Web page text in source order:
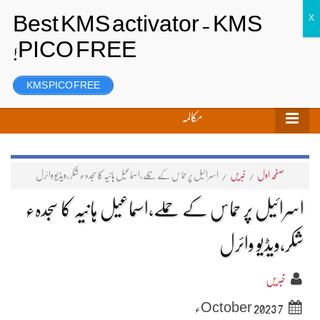
رجسٹر
مکالمہ
صفحہ اول / خبریں / اسرائیل پر حماس کے حملے،اسماعیل ہانیہ کا سجدہء شکر،ویڈیو وائرل
اسرائیل پر حماس کے حملے،اسماعیل ہانیہ کا سجدہء
شکر،ویڈیو وائرل
خبریں
7 October 2023ء
KMS PICO FREE